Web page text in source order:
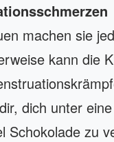
machen sie
kann die
dich unter
Schokolade zu